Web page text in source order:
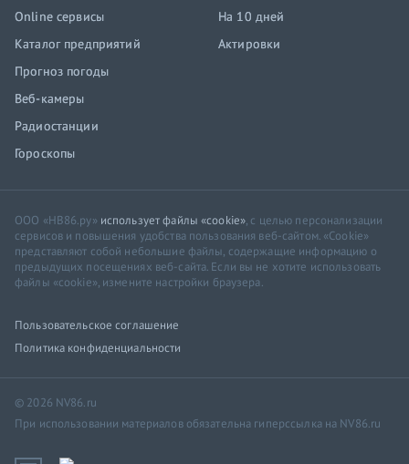
Online сервисы
Каталог предприятий
Прогноз погоды
Веб-камеры
Радиостанции
Гороскопы
На 10 дней
Актировки
ООО «НВ86.ру» использует файлы «cookie», с целью персонализации
сервисов и повышения удобства пользования веб-сайтом. «Cookie»
представляют собой небольшие файлы, содержащие информацию о
предыдущих посещениях веб-сайта. Если вы не хотите использовать
файлы «cookie», измените настройки браузера.
Пользовательское соглашение
Политика конфиденциальности
© 2026 NV86.ru
При использовании материалов обязательна гиперссылка на NV86.ru